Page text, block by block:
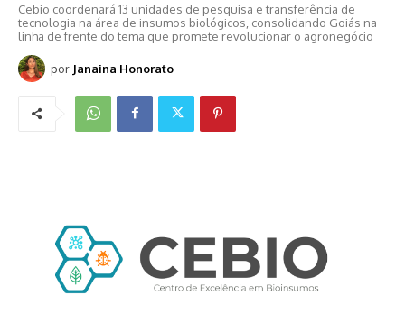
Cebio coordenará 13 unidades de pesquisa e transferência de
tecnologia na área de insumos biológicos, consolidando Goiás na
linha de frente do tema que promete revolucionar o agronegócio
por Janaina Honorato